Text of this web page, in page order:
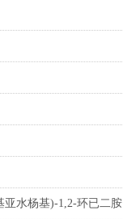
亚水杨基)-1,2-环已二胺